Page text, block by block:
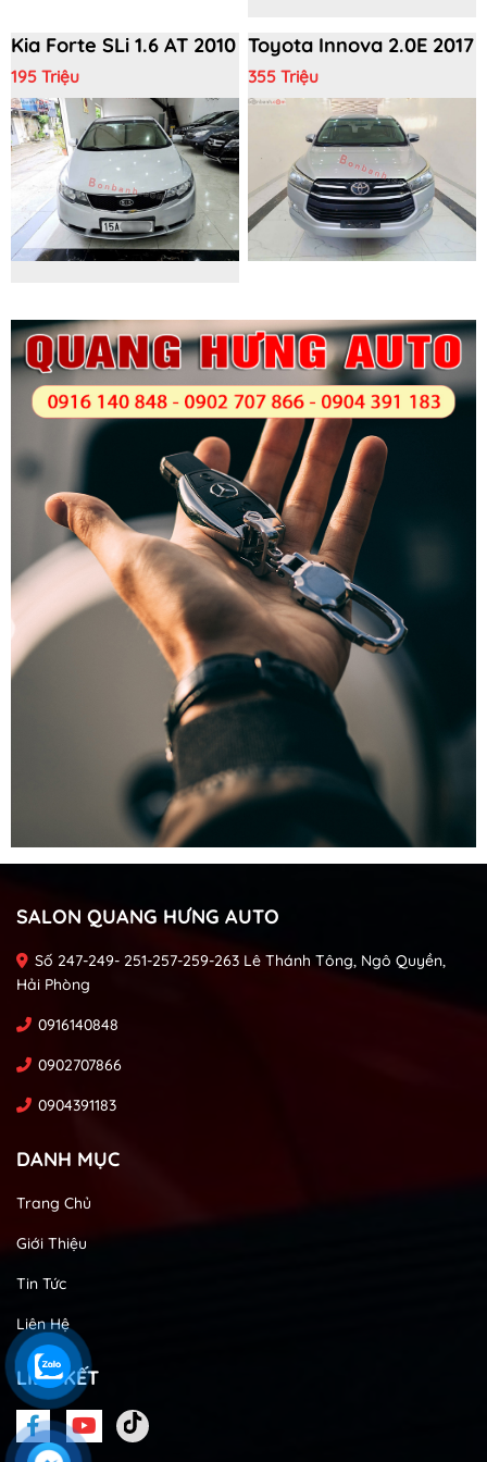
Kia Forte SLi 1.6 AT 2010
195 Triệu
Toyota Innova 2.0E 2017
355 Triệu
SALON QUANG HƯNG AUTO
Số 247-249- 251-257-259-263 Lê Thánh Tông, Ngô Quyền,
Hải Phòng
0916140848
0902707866
0904391183
DANH MỤC
Trang Chủ
Giới Thiệu
Tin Tức
Liên Hệ
LIÊN KẾT